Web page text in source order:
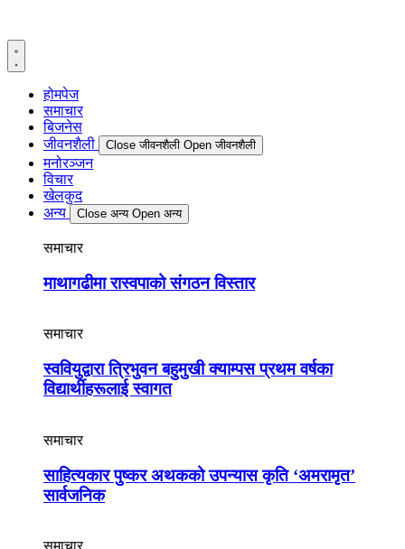
content
होमपेज
समाचार
बिजनेस
जीवनशैली
Close जीवनशैली Open जीवनशैली
मनोरञ्जन
विचार
खेलकुद
अन्य
Close अन्य Open अन्य
समाचार
माथागढीमा रास्वपाको संगठन विस्तार
समाचार
स्ववियुद्वारा त्रिभुवन बहुमुखी क्याम्पस प्रथम वर्षका
विद्यार्थीहरूलाई स्वागत
समाचार
साहित्यकार पुष्कर अथकको उपन्यास कृति ‘अमरामृत’
सार्वजनिक